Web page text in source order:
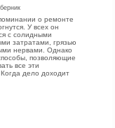
о ремонте
У всех он
с солидными
затратами, грязью
нервами. Однако
позволяющие
все эти
дело доходит